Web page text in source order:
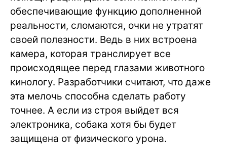
обеспечивающие функцию дополненной
реальности, сломаются, очки не утратят
своей полезности. Ведь в них встроена
камера, которая транслирует все
происходящее перед глазами животного
кинологу. Разработчики считают, что даже
эта мелочь способна сделать работу
точнее. А если из строя выйдет вся
электроника, собака хотя бы будет
защищена от физического урона.